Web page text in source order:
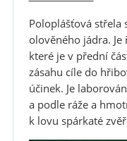
Poloplášťová střela
olověného jádra.
které je v přední
zásahu cíle do
účinek. Je
a podle ráže a
k lovu spárkaté